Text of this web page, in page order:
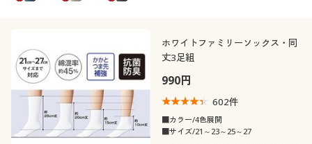
ホワイトファミリーソックス・同
丈3足組
990円
602件
■カラー/4色展開
■サイズ/21～23～25～27